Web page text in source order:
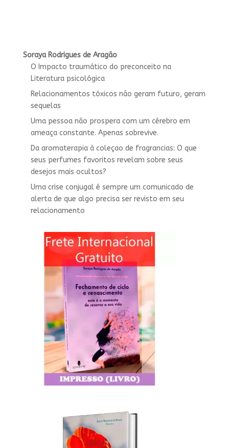
Soraya Rodrigues de Aragão
O Impacto traumático do preconceito na
Literatura psicológica
Relacionamentos tóxicos não geram futuro, geram
sequelas
Uma pessoa não prospera com um cérebro em
ameaça constante. Apenas sobrevive.
Da aromaterapia à coleçao de fragrancias: O que
seus perfumes favoritos revelam sobre seus
desejos mais ocultos?
Uma crise conjugal é sempre um comunicado de
alerta de que algo precisa ser revisto em seu
relacionamento